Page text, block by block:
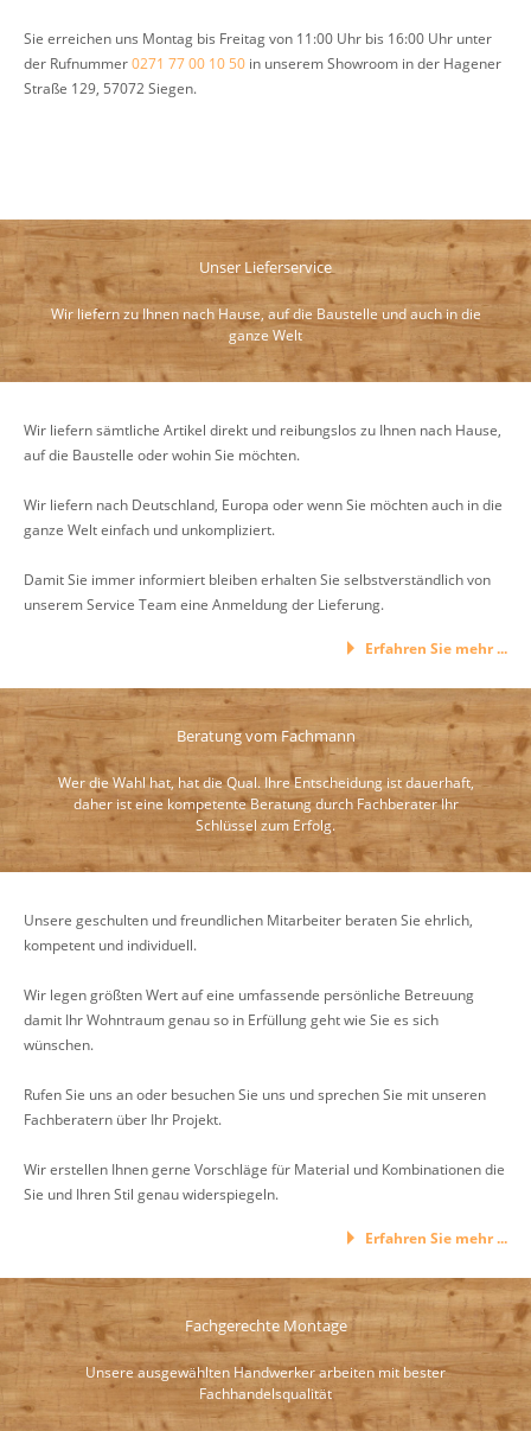
Sie erreichen uns Montag bis Freitag von 11:00 Uhr bis 16:00 Uhr unter
der Rufnummer0271 77 00 10 50 in unserem Showroom in der Hagener
Straße 129, 57072 Siegen.
Unser Lieferservice
Wir liefern zu Ihnen nach Hause, auf die Baustelle und auch in die
ganze Welt
Wir liefern sämtliche Artikel direkt und reibungslos zu Ihnen nach Hause,
auf die Baustelle oder wohin Sie möchten.
Wir liefern nach Deutschland, Europa oder wenn Sie möchten auch in die
ganze Welt einfach und unkompliziert.
Damit Sie immer informiert bleiben erhalten Sie selbstverständlich von
unserem Service Team eine Anmeldung der Lieferung.
Erfahren Sie mehr ...
Beratung vom Fachmann
Wer die Wahl hat, hat die Qual. Ihre Entscheidung ist dauerhaft,
daher ist eine kompetente Beratung durch Fachberater Ihr
Schlüssel zum Erfolg.
Unsere geschulten und freundlichen Mitarbeiter beraten Sie ehrlich,
kompetent und individuell.
Wir legen größten Wert auf eine umfassende persönliche Betreuung
damit Ihr Wohntraum genau so in Erfüllung geht wie Sie es sich
wünschen.
Rufen Sie uns an oder besuchen Sie uns und sprechen Sie mit unseren
Fachberatern über Ihr Projekt.
Wir erstellen Ihnen gerne Vorschläge für Material und Kombinationen die
Sie und Ihren Stil genau widerspiegeln.
Erfahren Sie mehr ...
Fachgerechte Montage
Unsere ausgewählten Handwerker arbeiten mit bester
Fachhandelsqualität